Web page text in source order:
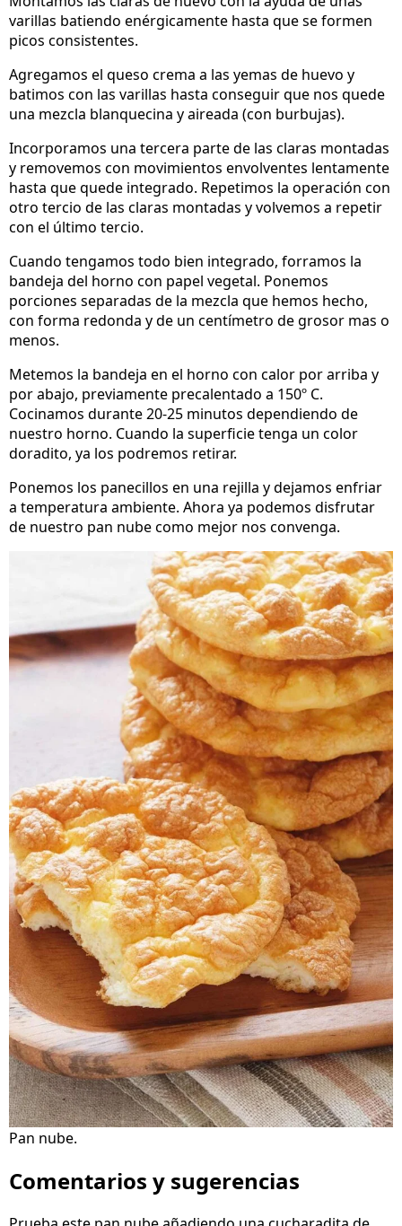
varillas batiendo enérgicamente hasta que se formen
picos consistentes.
Agregamos el queso crema a las yemas de huevo y
batimos con las varillas hasta conseguir que nos quede
una mezcla blanquecina y aireada (con burbujas).
Incorporamos una tercera parte de las claras montadas
y removemos con movimientos envolventes lentamente
hasta que quede integrado. Repetimos la operación con
otro tercio de las claras montadas y volvemos a repetir
con el último tercio.
Cuando tengamos todo bien integrado, forramos la
bandeja del horno con papel vegetal. Ponemos
porciones separadas de la mezcla que hemos hecho,
con forma redonda y de un centímetro de grosor mas o
menos.
Metemos la bandeja en el horno con calor por arriba y
por abajo, previamente precalentado a 150º C.
Cocinamos durante 20-25 minutos dependiendo de
nuestro horno. Cuando la superficie tenga un color
doradito, ya los podremos retirar.
Ponemos los panecillos en una rejilla y dejamos enfriar
a temperatura ambiente. Ahora ya podemos disfrutar
de nuestro pan nube como mejor nos convenga.
Pan nube.
Comentarios y sugerencias